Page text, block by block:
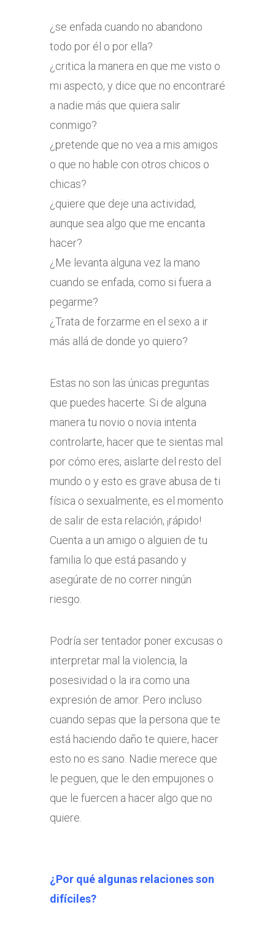
¿se enfada cuando no abandono
todo por él o por ella?
¿critica la manera en que me visto o
mi aspecto, y dice que no encontraré
a nadie más que quiera salir
conmigo?
¿pretende que no vea a mis amigos
o que no hable con otros chicos o
chicas?
¿quiere que deje una actividad,
aunque sea algo que me encanta
hacer?
¿Me levanta alguna vez la mano
cuando se enfada, como si fuera a
pegarme?
¿Trata de forzarme en el sexo a ir
más allá de donde yo quiero?
Estas no son las únicas preguntas
que puedes hacerte. Si de alguna
manera tu novio o novia intenta
controlarte, hacer que te sientas mal
por cómo eres, aislarte del resto del
mundo o y esto es grave abusa de ti
física o sexualmente, es el momento
de salir de esta relación, ¡rápido!
Cuenta a un amigo o alguien de tu
familia lo que está pasando y
asegúrate de no correr ningún
riesgo.
Podría ser tentador poner excusas o
interpretar mal la violencia, la
posesividad o la ira como una
expresión de amor. Pero incluso
cuando sepas que la persona que te
está haciendo daño te quiere, hacer
esto no es sano. Nadie merece que
le peguen, que le den empujones o
que le fuercen a hacer algo que no
quiere.
¿Por qué algunas relaciones son
difíciles?